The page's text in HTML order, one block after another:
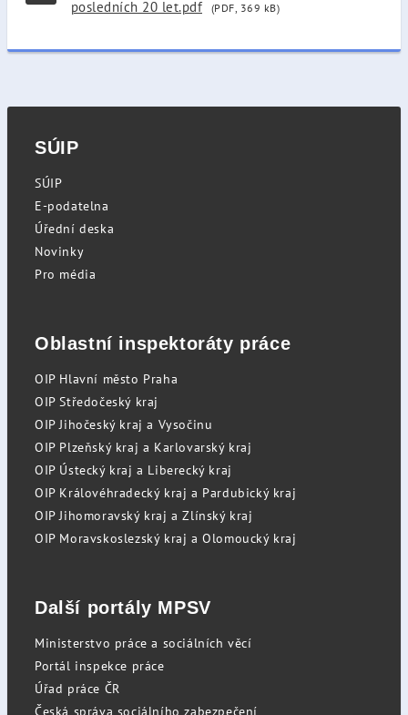
posledních 20 let.pdf
(PDF, 369 kB)
SÚIP
SÚIP
E-podatelna
Úřední deska
Novinky
Pro média
Oblastní inspektoráty práce
OIP Hlavní město Praha
OIP Středočeský kraj
OIP Jihočeský kraj a Vysočinu
OIP Plzeňský kraj a Karlovarský kraj
OIP Ústecký kraj a Liberecký kraj
OIP Královéhradecký kraj a Pardubický kraj
OIP Jihomoravský kraj a Zlínský kraj
OIP Moravskoslezský kraj a Olomoucký kraj
Další portály MPSV
Ministerstvo práce a sociálních věcí
Portál inspekce práce
Úřad práce ČR